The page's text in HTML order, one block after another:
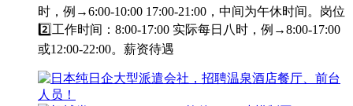
时，例→6:00-10:00 17:00-21:00，中间为午休时间。岗位
2️⃣工作时间：8:00-17:00 实际每日八时，例→8:00-17:00
或12:00-22:00。薪资待遇